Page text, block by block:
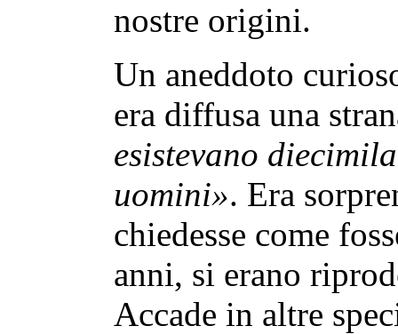
nostre origini.
Un aneddoto
era diffusa una
esistevano
uomini». Era
chiedesse come
anni, si erano
Accade in altre